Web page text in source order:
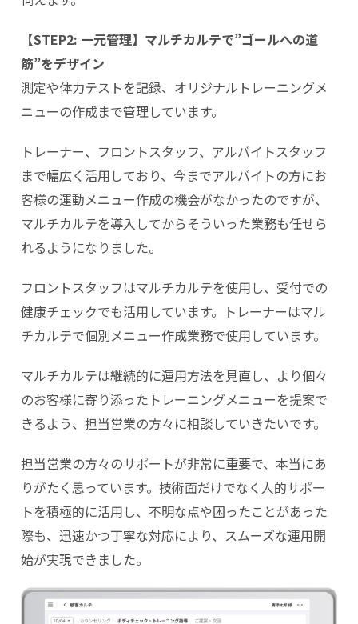
【STEP2: 一元管理】マルチカルテで”ゴールへの道
筋”をデザイン
測定や体力テストを記録、オリジナルトレーニングメ
ニューの作成まで管理しています。
トレーナー、フロントスタッフ、アルバイトスタッフ
まで幅広く活用しており、今までアルバイトの方にお
客様の運動メニュー作成の機会がなかったのですが、
マルチカルテを導入してからそういった業務も任せら
れるようになりました。
フロントスタッフはマルチカルテを使用し、受付での
健康チェックでも活用しています。トレーナーはマル
チカルテで個別メニュー作成業務で使用しています。
マルチカルテは継続的に運用方法を見直し、より個々
のお客様に寄り添ったトレーニングメニューを提案で
きるよう、担当営業の方々に相談していきたいです。
担当営業の方々のサポートが非常に重要で、本当にあ
りがたく思っています。技術面だけでなく人的サポー
トを積極的に活用し、不明な点や困ったことがあった
際も、迅速かつ丁寧な対応により、スムーズな運用開
始が実現できました。